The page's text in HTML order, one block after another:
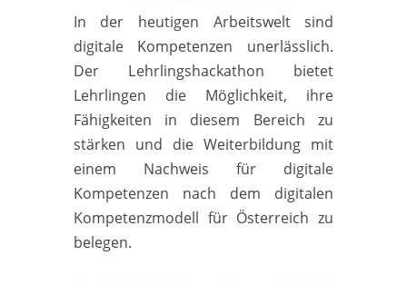
In der heutigen Arbeitswelt sind
digitale Kompetenzen unerlässlich.
Der Lehrlingshackathon bietet
Lehrlingen die Möglichkeit, ihre
Fähigkeiten in diesem Bereich zu
stärken und die Weiterbildung mit
einem Nachweis für digitale
Kompetenzen nach dem digitalen
Kompetenzmodell für Österreich zu
belegen.